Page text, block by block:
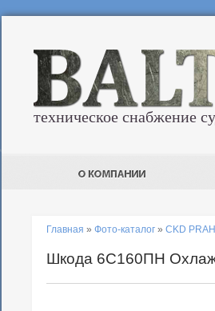
техническое снабжение
Главная » Фото-каталог » CKD
Шкода 6С160ПН